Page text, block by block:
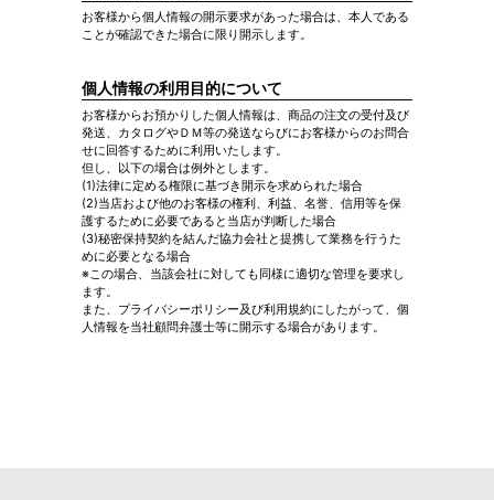
お客様から個人情報の開示要求があった場合は、本人である
ことが確認できた場合に限り開示します。
個人情報の利用目的について
お客様からお預かりした個人情報は、商品の注文の受付及び
発送、カタログやＤＭ等の発送ならびにお客様からのお問合
せに回答するために利用いたします。
但し、以下の場合は例外とします。
(1)法律に定める権限に基づき開示を求められた場合
(2)当店および他のお客様の権利、利益、名誉、信用等を保
護するために必要であると当店が判断した場合
(3)秘密保持契約を結んだ協力会社と提携して業務を行うた
めに必要となる場合
※この場合、当該会社に対しても同様に適切な管理を要求し
ます。
また、プライバシーポリシー及び利用規約にしたがって、個
人情報を当社顧問弁護士等に開示する場合があります。